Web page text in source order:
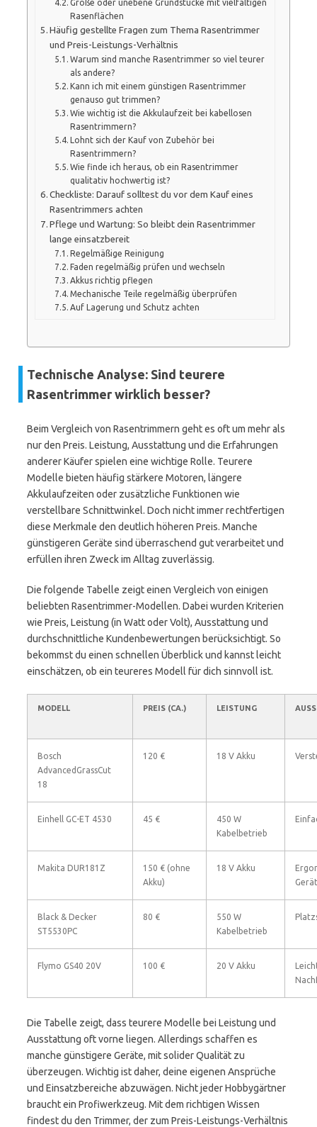
Große oder unebene Grundstücke mit vielfältigen
Rasenflächen
Häufig gestellte Fragen zum Thema Rasentrimmer
und Preis-Leistungs-Verhältnis
Warum sind manche Rasentrimmer so viel teurer
als andere?
Kann ich mit einem günstigen Rasentrimmer
genauso gut trimmen?
Wie wichtig ist die Akkulaufzeit bei kabellosen
Rasentrimmern?
Lohnt sich der Kauf von Zubehör bei
Rasentrimmern?
Wie finde ich heraus, ob ein Rasentrimmer
qualitativ hochwertig ist?
Checkliste: Darauf solltest du vor dem Kauf eines
Rasentrimmers achten
Pflege und Wartung: So bleibt dein Rasentrimmer
lange einsatzbereit
Regelmäßige Reinigung
Faden regelmäßig prüfen und wechseln
Akkus richtig pflegen
Mechanische Teile regelmäßig überprüfen
Auf Lagerung und Schutz achten
Technische Analyse: Sind teurere
Rasentrimmer wirklich besser?
Beim Vergleich von Rasentrimmern geht es oft um mehr als
nur den Preis. Leistung, Ausstattung und die Erfahrungen
anderer Käufer spielen eine wichtige Rolle. Teurere
Modelle bieten häufig stärkere Motoren, längere
Akkulaufzeiten oder zusätzliche Funktionen wie
verstellbare Schnittwinkel. Doch nicht immer rechtfertigen
diese Merkmale den deutlich höheren Preis. Manche
günstigeren Geräte sind überraschend gut verarbeitet und
erfüllen ihren Zweck im Alltag zuverlässig.
Die folgende Tabelle zeigt einen Vergleich von einigen
beliebten Rasentrimmer-Modellen. Dabei wurden Kriterien
wie Preis, Leistung (in Watt oder Volt), Ausstattung und
durchschnittliche Kundenbewertungen berücksichtigt. So
bekommst du einen schnellen Überblick und kannst leicht
einschätzen, ob ein teureres Modell für dich sinnvoll ist.
MODELL PREIS (CA.) LEISTUNG
Bosch
AdvancedGrassCut
18
120 € 18 V Akku
Einhell GC-ET 4530 45 €
450 W
Kabelbetrieb
Makita DUR181Z
150 € (ohne
Akku)
18 V Akku
Black & Decker
ST5530PC
80 €
550 W
Kabelbetrieb
Flymo GS40 20V 100 € 20 V Akku
Die Tabelle zeigt, dass teurere Modelle bei Leistung und
Ausstattung oft vorne liegen. Allerdings schaffen es
manche günstigere Geräte, mit solider Qualität zu
überzeugen. Wichtig ist daher, deine eigenen Ansprüche
und Einsatzbereiche abzuwägen. Nicht jeder Hobbygärtner
braucht ein Profiwerkzeug. Mit dem richtigen Wissen
findest du den Trimmer, der zum Preis-Leistungs-Verhältnis